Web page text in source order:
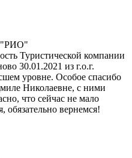
Туристической компании
30.01.2021 из г.о.г.
уровне. Особое спасибо
Николаевне, с ними
что сейчас не мало
обязательно вернемся!